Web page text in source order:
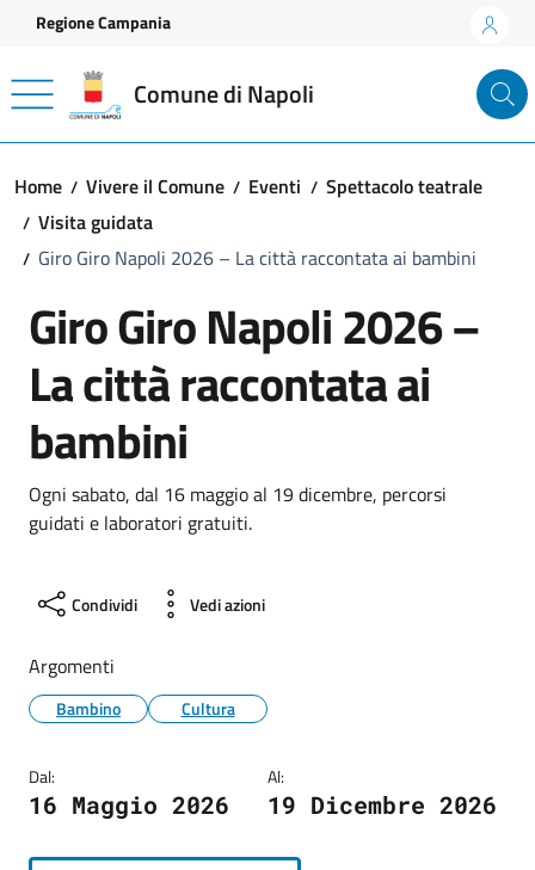
Vai ai contenuti
Vai al footer
Regione Campania
Comune di Napoli
Home Vivere il Comune Eventi
Spettacolo teatrale
Visita guidata
Giro Giro Napoli 2026 – La città raccontata ai bambini
Giro Giro Napoli 2026 –
La città raccontata ai
bambini
Ogni sabato, dal 16 maggio al 19 dicembre, percorsi
guidati e laboratori gratuiti.
Condividi Vedi azioni
Argomenti
Bambino Cultura
Dal:
16 Maggio 2026
Al:
19 Dicembre 2026